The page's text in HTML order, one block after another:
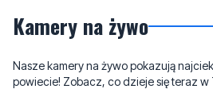
Kamery na żywo
Nasze kamery na żywo pokazują
powiecie! Zobacz, co dzieje się teraz w